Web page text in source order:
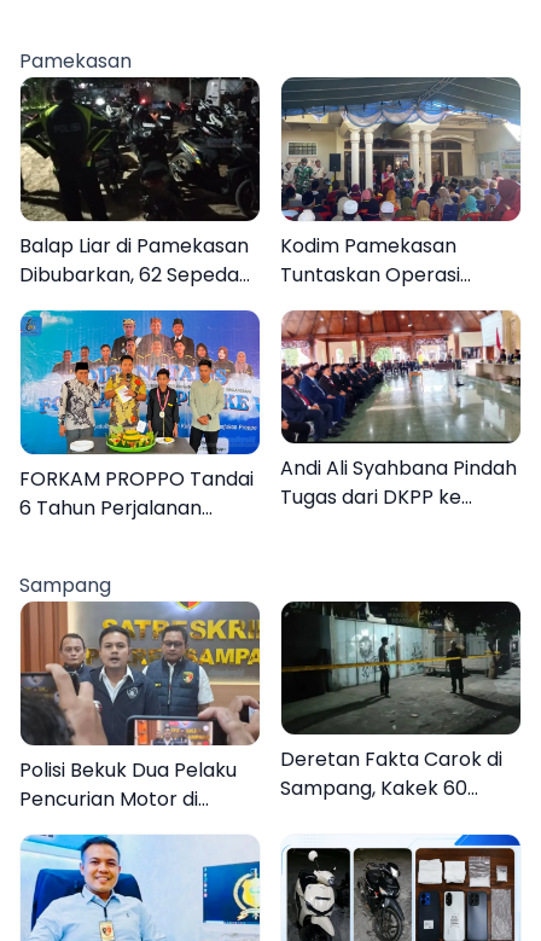
Rakyat
Pamekasan
Balap Liar di Pamekasan
Dibubarkan, 62 Sepeda
Motor Diamankan
Kodim Pamekasan
Tuntaskan Operasi
Katarak Gratis, 160
Warga Kembali Melihat
Lebih Jelas
FORKAM PROPPO Tandai
6 Tahun Perjalanan
Organisasi
Andi Ali Syahbana Pindah
Tugas dari DKPP ke
Sampang
Polisi Bekuk Dua Pelaku
Pencurian Motor di
Deretan Fakta Carok di
Sampang, Kakek 60
Pria